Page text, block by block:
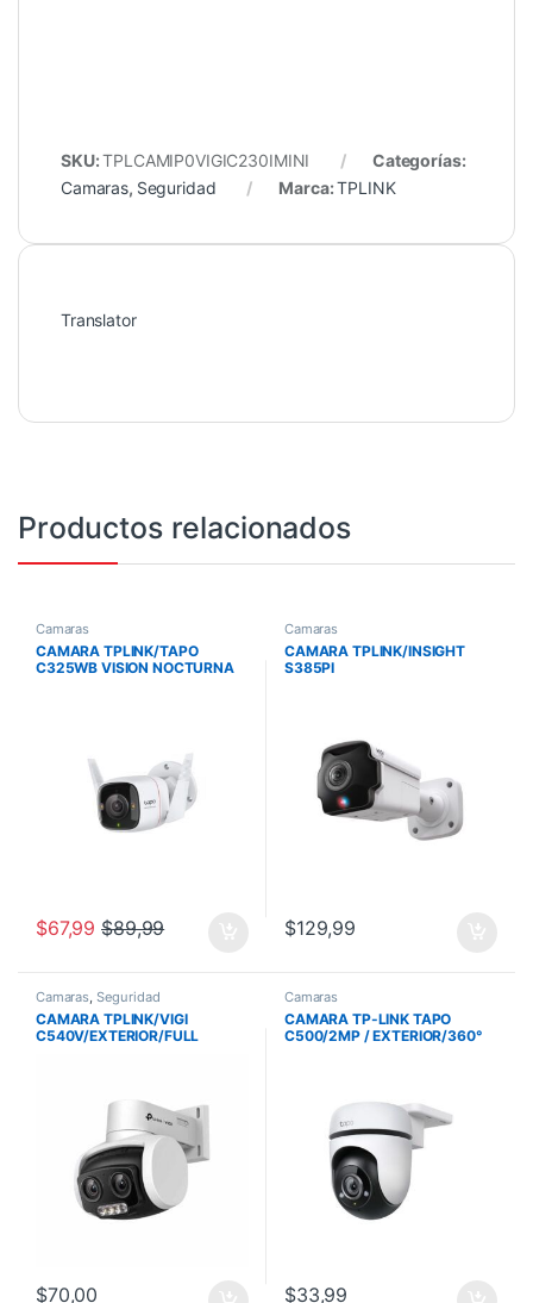
SKU:TPLCAMIP0VIGIC230IMINI
Categorías:
Camaras, Seguridad Marca:TPLINK
Translator
Productos relacionados
Camaras
CAMARA TPLINK/TAPO
C325WB VISION NOCTURNA
$67,99 $89,99
Camaras
CAMARA TPLINK/INSIGHT
S385PI
$129,99
Camaras, Seguridad
CAMARA TPLINK/VIGI
C540V/EXTERIOR/FULL
$70,00
Camaras
CAMARA TP-LINK TAPO
C500/2MP / EXTERIOR/360°
$33,99